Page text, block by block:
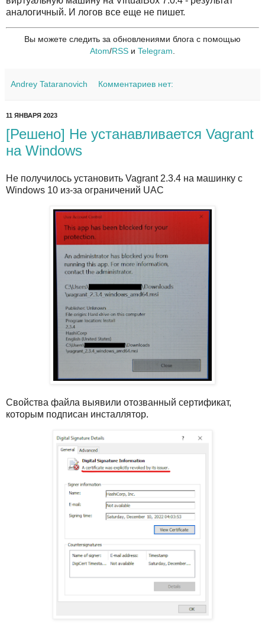
аналогичный. И логов все еще не пишет.
Вы можете следить за обновлениями блога с помощью
Atom/RSS и Telegram
Andrey Tataranovich Комментариев нет:
11 ЯНВАРЯ 2023
[Решено] Не устанавливается Vagrant
на Windows
Не получилось установить Vagrant 2.3.4 на машинку с
Windows 10 из-за ограничений UAC
Свойства файла выявили отозванный сертификат,
которым подписан инсталлятор.